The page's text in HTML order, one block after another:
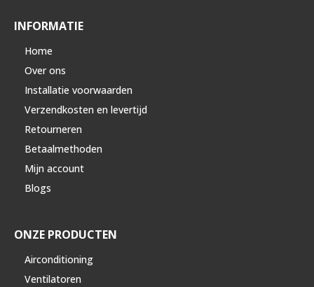
INFORMATIE
Home
Over ons
Installatie voorwaarden
Verzendkosten en levertijd
Retourneren
Betaalmethoden
Mijn account
Blogs
ONZE PRODUCTEN
Airconditioning
Ventilatoren